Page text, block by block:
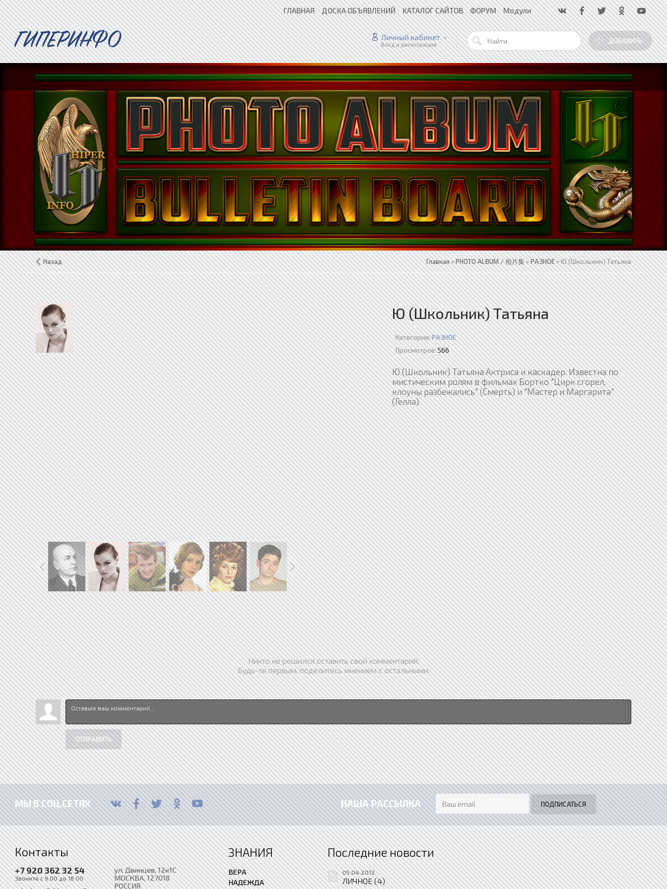
ГЛАВНАЯ ДОСКА ОБЪЯВЛЕНИЙ КАТАЛОГ САЙТОВ ФОРУМ Модули
ГИПЕРИНФО ДОБАВИТЬ
Личный кабинет
Вход и регистрация
Назад Главная»PHOTO ALBUM / 相片集»РАЗНОЕ» Ю (Школьник) Татьяна
Ю (Школьник) Татьяна
Категория:РАЗНОЕ
Просмотров:566
Ю (Школьник) Татьяна Актриса и каскадер. Известна по
мистическим ролям в фильмах Бортко "Цирк сгорел,
клоуны разбежались" (Смерть) и "Мастер и Маргарита"
(Гелла).
Никто не решился оставить свой комментарий.
Будь-те первым, поделитесь мнением с остальными.
ОТПРАВИТЬ
МЫ В СОЦ.СЕТЯХ НАША РАССЫЛКА
Контакты
+7 920 362 32 54
Звоните с 9:00 до 18:00
ул. Двинцев, 12к1С
МОСКВА, 127018
РОССИЯ
ЗНАНИЯ
ВЕРА
НАДЕЖДА
Последние новости
05.04.2012
ЛИЧНОЕ (4)